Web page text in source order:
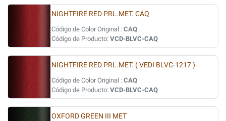
NIGHTFIRE RED PRL.MET. CAQ
Código de Color Original : CAQ
Código de Producto: VCD-BLVC-CAQ
NIGHTFIRE RED PRL.MET. ( VEDI BLVC-1217 )
Código de Color Original : CAQ
Código de Producto: VCD-BLVC-CAQ
OXFORD GREEN III MET